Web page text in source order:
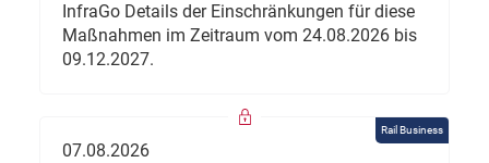
InfraGo Details der Einschränkungen für diese
Maßnahmen im Zeitraum vom 24.08.2026 bis
09.12.2027.
Rail Business
07.08.2026